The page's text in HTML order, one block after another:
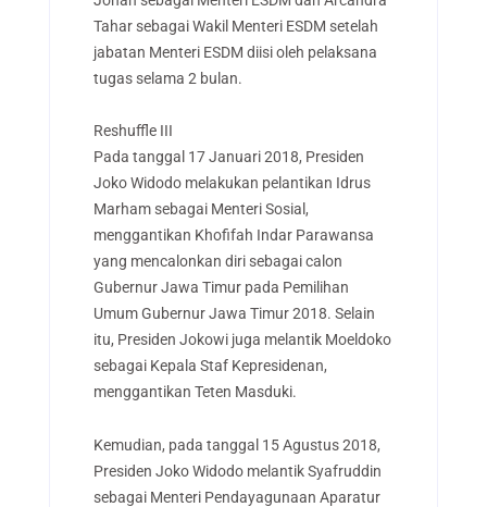
Tahar sebagai Wakil Menteri ESDM setelah
jabatan Menteri ESDM diisi oleh pelaksana
tugas selama 2 bulan.
Reshuffle III
Pada tanggal 17 Januari 2018, Presiden
Joko Widodo melakukan pelantikan Idrus
Marham sebagai Menteri Sosial,
menggantikan Khofifah Indar Parawansa
yang mencalonkan diri sebagai calon
Gubernur Jawa Timur pada Pemilihan
Umum Gubernur Jawa Timur 2018. Selain
itu, Presiden Jokowi juga melantik Moeldoko
sebagai Kepala Staf Kepresidenan,
menggantikan Teten Masduki.
Kemudian, pada tanggal 15 Agustus 2018,
Presiden Joko Widodo melantik Syafruddin
sebagai Menteri Pendayagunaan Aparatur